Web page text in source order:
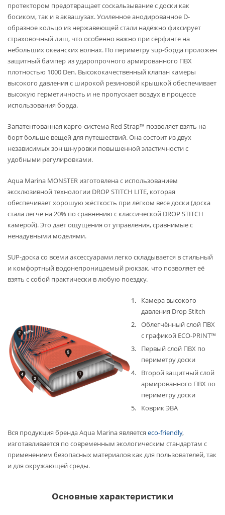
протектором предотвращает соскальзывание с доски как
босиком, так и в аквашузах. Усиленное анодированное D-
образное кольцо из нержавеющей стали надёжно фиксирует
страховочный лиш, что особенно важно при сёрфинге на
небольших океанских волнах. По периметру sup-борда проложен
защитный бампер из ударопрочного армированного ПВХ
плотностью 1000 Den. Высококачественный клапан камеры
высокого давления с широкой резиновой крышкой обеспечивает
высокую герметичность и не пропускает воздух в процессе
использования борда.
Запатентованная карго-система Red Strap™ позволяет взять на
борт больше вещей для путешествий. Она состоит из двух
независимых зон шнуровки повышенной эластичности с
удобными регулировками.
Aqua Marina MONSTER изготовлена с использованием
эксклюзивной технологии DROP STITCH LITE, которая
обеспечивает хорошую жёсткость при лёгком весе доски (доска
стала легче на 20% по сравнению с классической DROP STITCH
камерой). Это даёт ощущения от управления, сравнимые с
ненадувными моделями.
SUP-доска со всеми аксессуарами легко складывается в стильный
и комфортный водонепроницаемый рюкзак, что позволяет её
взять с собой практически в любую поездку.
Камера высокого
давления Drop Stitch
Облегчённый слой ПВХ
с графикой ECO-PRINT™
Первый слой ПВХ по
периметру доски
Второй защитный слой
армированного ПВХ по
периметру доски
Коврик ЭВА
Вся продукция бренда Aqua Marina является eco-friendly,
изготавливается по современным экологическим стандартам с
применением безопасных материалов как для пользователей, так
и для окружающей среды.
Основные характеристики